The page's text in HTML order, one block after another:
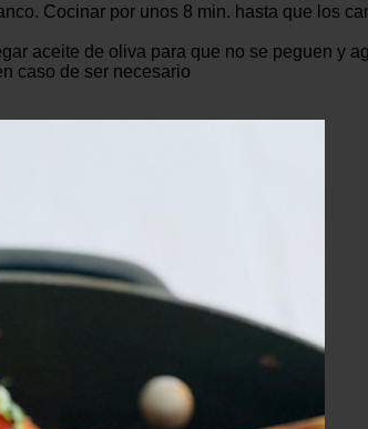
Cocinar por unos 8 min. hasta que los
aceite de oliva para que no se peguen y
caso de ser necesario